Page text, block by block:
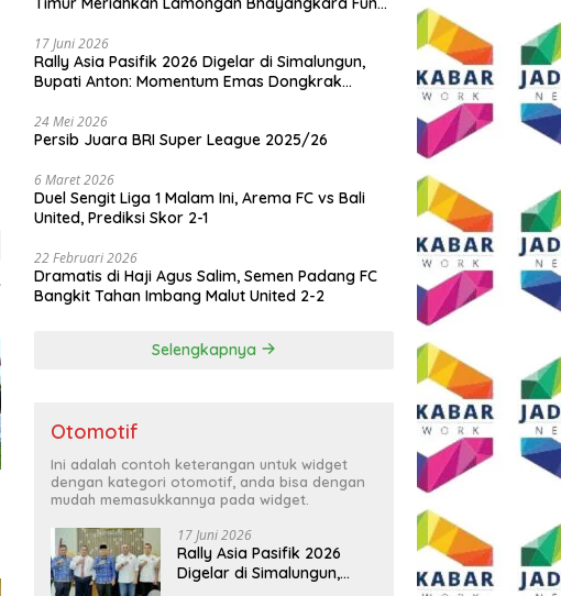
17 Juni 2026
Rally Asia Pasifik 2026 Digelar di Simalungun,
Bupati Anton: Momentum Emas Dongkrak
24 Mei 2026
Persib Juara BRI Super League 2025/26
6 Maret 2026
Duel Sengit Liga 1 Malam Ini, Arema FC vs Bali
United, Prediksi Skor 2-1
22 Februari 2026
Dramatis di Haji Agus Salim, Semen Padang FC
Bangkit Tahan Imbang Malut United 2-2
Selengkapnya
Otomotif
Ini adalah contoh keterangan untuk widget
dengan kategori otomotif, anda bisa dengan
mudah memasukkannya pada widget.
17 Juni 2026
Rally Asia Pasifik 2026
Digelar di Simalungun,